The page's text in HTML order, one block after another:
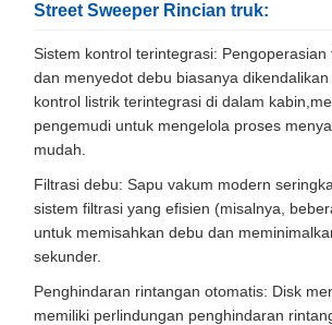
Street Sweeper Rincian truk:
Sistem kontrol terintegrasi: Pengoperasian
dan menyedot debu biasanya
kontrol listrik terintegrasi di dalam
pengemudi untuk mengelola proses
mudah.
Filtrasi debu: Sapu vakum modern
sistem filtrasi yang efisien (misalnya,
untuk memisahkan debu dan
sekunder.
Penghindaran rintangan otomatis: Disk
memiliki perlindungan penghindaran